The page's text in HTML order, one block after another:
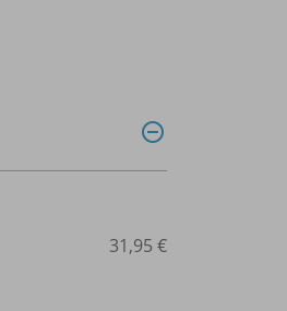
31,95 €